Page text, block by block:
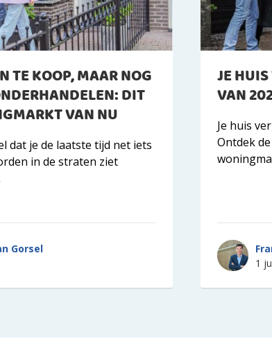
TE KOOP, MAAR NOG
DIT
VAN NU
dat je de laatste tijd net iets
in de straten ziet
Gorsel
JE
VAN
Je huis
Ontdek
1